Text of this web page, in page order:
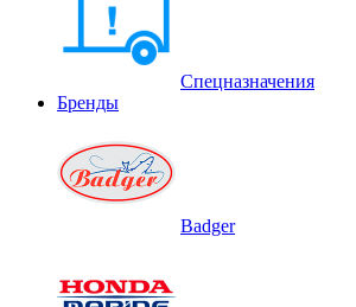
Спецназначения
Бренды
Badger